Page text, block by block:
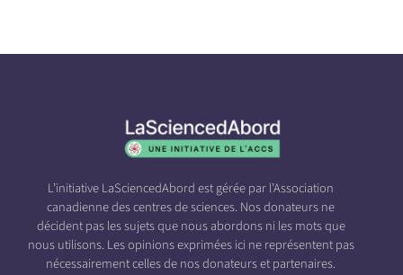
L’initiative LaSciencedAbord est gérée par l’Association
canadienne des centres de sciences. Nos donateurs ne
décident pas les sujets que nous abordons ni les mots que
nous utilisons. Les opinions exprimées ici ne représentent pas
nécessairement celles de nos donateurs et partenaires.